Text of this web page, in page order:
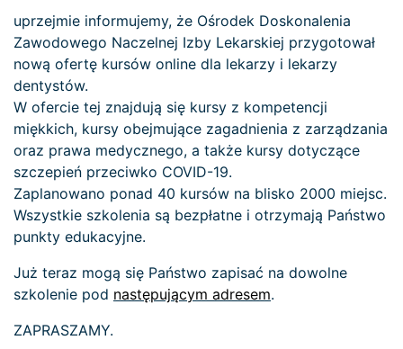
uprzejmie informujemy, że Ośrodek Doskonalenia
Zawodowego Naczelnej Izby Lekarskiej przygotował
nową ofertę kursów online dla lekarzy i lekarzy
dentystów.
W ofercie tej znajdują się kursy z kompetencji
miękkich, kursy obejmujące zagadnienia z zarządzania
oraz prawa medycznego, a także kursy dotyczące
szczepień przeciwko COVID-19.
Zaplanowano ponad 40 kursów na blisko 2000 miejsc.
Wszystkie szkolenia są bezpłatne i otrzymają Państwo
punkty edukacyjne.
Już teraz mogą się Państwo zapisać na dowolne
szkolenie pod następującym adresem.
ZAPRASZAMY.